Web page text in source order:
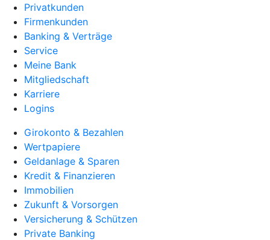
Privatkunden
Firmenkunden
Banking & Verträge
Service
Meine Bank
Mitgliedschaft
Karriere
Logins
Girokonto & Bezahlen
Wertpapiere
Geldanlage & Sparen
Kredit & Finanzieren
Immobilien
Zukunft & Vorsorgen
Versicherung & Schützen
Private Banking